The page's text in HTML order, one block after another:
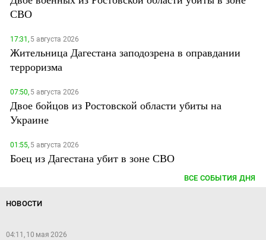
СВО
17:31,5 августа 2026
Жительница Дагестана заподозрена в оправдании
терроризма
07:50,5 августа 2026
Двое бойцов из Ростовской области убиты на
Украине
01:55,5 августа 2026
Боец из Дагестана убит в зоне СВО
ВСЕ СОБЫТИЯ ДНЯ
НОВОСТИ
04:11, 10 мая 2026